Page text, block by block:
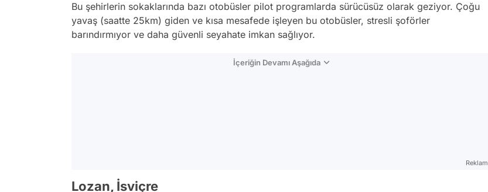
Bu şehirlerin sokaklarında bazı otobüsler pilot programlarda sürücüsüz olarak geziyor. Çoğu
yavaş (saatte 25km) giden ve kısa mesafede işleyen bu otobüsler, stresli şoförler
barındırmıyor ve daha güvenli seyahate imkan sağlıyor.
İçeriğin Devamı Aşağıda
Reklam
Lozan, İsviçre